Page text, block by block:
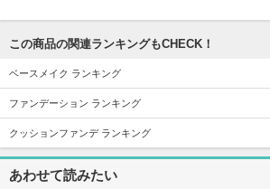
5.9
277件
ゼログラビティカバ
ーフィットクッショ
ン
シルクスキンレイヤ
この商品の関連ランキングもCHECK！
ベースメイク ランキング
ファンデーション ランキング
クッションファンデ ランキング
あわせて読みたい